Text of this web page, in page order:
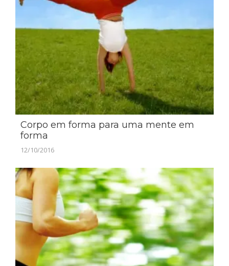
Corpo em forma para uma mente em
forma
12/10/2016